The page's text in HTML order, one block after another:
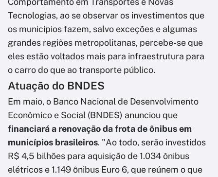
Tecnologias, ao se observar os investimentos que
os municípios fazem, salvo exceções e algumas
grandes regiões metropolitanas, percebe-se que
eles estão voltados mais para infraestrutura para
o carro do que ao transporte público.
Atuação do BNDES
Em maio, o Banco Nacional de Desenvolvimento
Econômico e Social (BNDES) anunciou que
financiará a renovação da frota de ônibus em
municípios brasileiros. "Ao todo, serão investidos
R$ 4,5 bilhões para aquisição de 1.034 ônibus
elétricos e 1.149 ônibus Euro 6, que reúnem o que